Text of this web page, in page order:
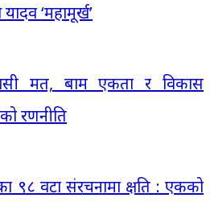
‘महामूर्ख’
मत, बाम एकता र विकास
रणनीति
९८ वटा संरचनामा क्षति : एकको